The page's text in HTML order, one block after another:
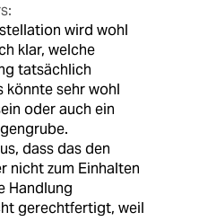
wird wohl
klar, welche
tatsächlich
könnte sehr wohl
oder auch ein
dass das den
nicht zum Einhalten
Handlung
gerechtfertigt, weil